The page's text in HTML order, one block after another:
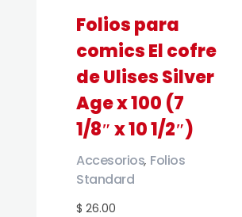
Folios para
comics El cofre
de Ulises Silver
Age x 100 (7
1/8″ x 10 1/2″)
$ 26.00
Accesorios, Folios
Standard